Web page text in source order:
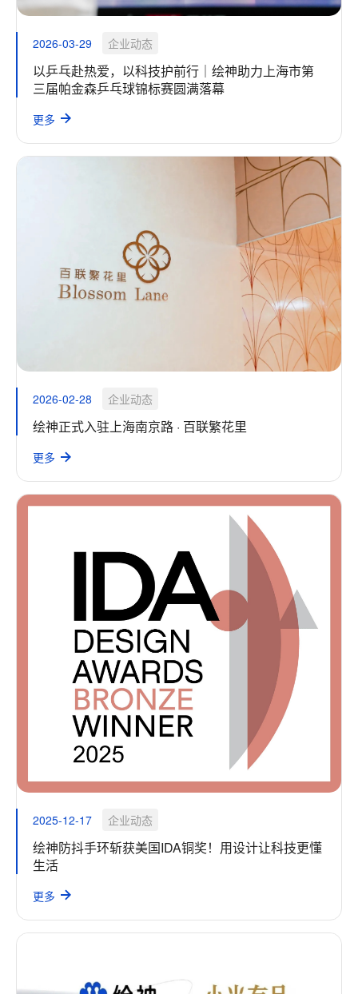
2026-03-29 企业动态
以乒乓赴热爱，以科技护前行｜绘神助力上海市第
三届帕金森乒乓球锦标赛圆满落幕
更多
2026-02-28 企业动态
绘神正式入驻上海南京路 · 百联繁花里
更多
2025-12-17 企业动态
绘神防抖手环斩获美国IDA铜奖！用设计让科技更懂
生活
更多